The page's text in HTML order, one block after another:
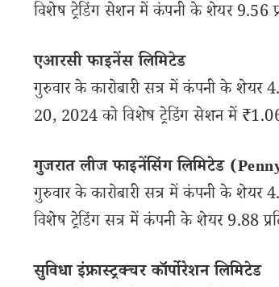
विशेष ट्रेडिंग सेशन में कंपनी के शेयर 9.56
एआरसी फाइनेंस लिमिटेड
गुरुवार के कारोबारी सत्र में कंपनी के
20, 2024 को विशेष ट्रेडिंग सेशन में
गुजरात लीज फाइनेंसिंग लिमिटेड
गुरुवार के कारोबारी सत्र में कंपनी के
विशेष ट्रेडिंग सत्र में कंपनी के शेयर 9.88
सुविधा इंफ्रास्ट्रक्चर कॉर्पोरेशन लिमिटेड